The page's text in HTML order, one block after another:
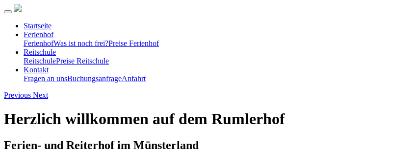
Startseite
Ferienhof
FerienhofWas ist noch frei?Preise Ferienhof
Reitschule
ReitschulePreise Reitschule
Kontakt
Fragen an unsBuchungsanfrageAnfahrt
Previous Next
Herzlich willkommen auf dem Rumlerhof
Ferien- und Reiterhof im Münsterland